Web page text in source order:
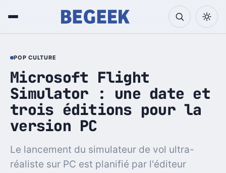
POP CULTURE
Microsoft Flight
Simulator : une date et
trois éditions pour la
version PC
Le lancement du simulateur de vol ultra-
réaliste sur PC est planifié par l'éditeur